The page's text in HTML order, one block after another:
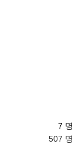
7 명
507 명